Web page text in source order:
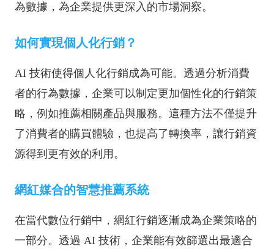
為數據，為企業提供更深入的市場洞察。
如何實現個人化行銷？
AI 技術使得個人化行銷成為可能。透過分析消費
者的行為數據，企業可以制定更加個性化的行銷策
略，例如推薦相關產品與服務。這種方法不僅提升
了消費者的購買體驗，也提高了轉換率，讓行銷資
源得到更有效的利用。
網紅媒合的智慧推薦系統
在當代數位行銷中，網紅行銷逐漸成為企業策略的
一部分。透過 AI 技術，企業能有效篩選出最適合